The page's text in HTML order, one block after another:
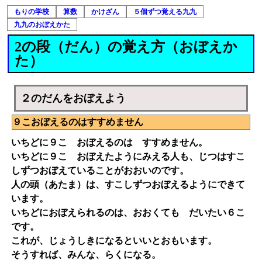
もりの学校 算数 かけざん
５個ずつ覚える九九
九九のおぼえかた
2の段（だん）の覚え方（おぼえか
た）
２のだんをおぼえよう
９こおぼえるのはすすめません
いちどに９こ おぼえるのは すすめません。
いちどに９こ おぼえたようにみえる人も、じつはすこ
しずつおぼえていることがおおいのです。
人の頭（あたま）は、すこしずつおぼえるようにできて
います。
いちどにおぼえられるのは、おおくても だいたい６こ
です。
これが、じょうしきになるといいとおもいます。
そうすれば、みんな、らくになる。